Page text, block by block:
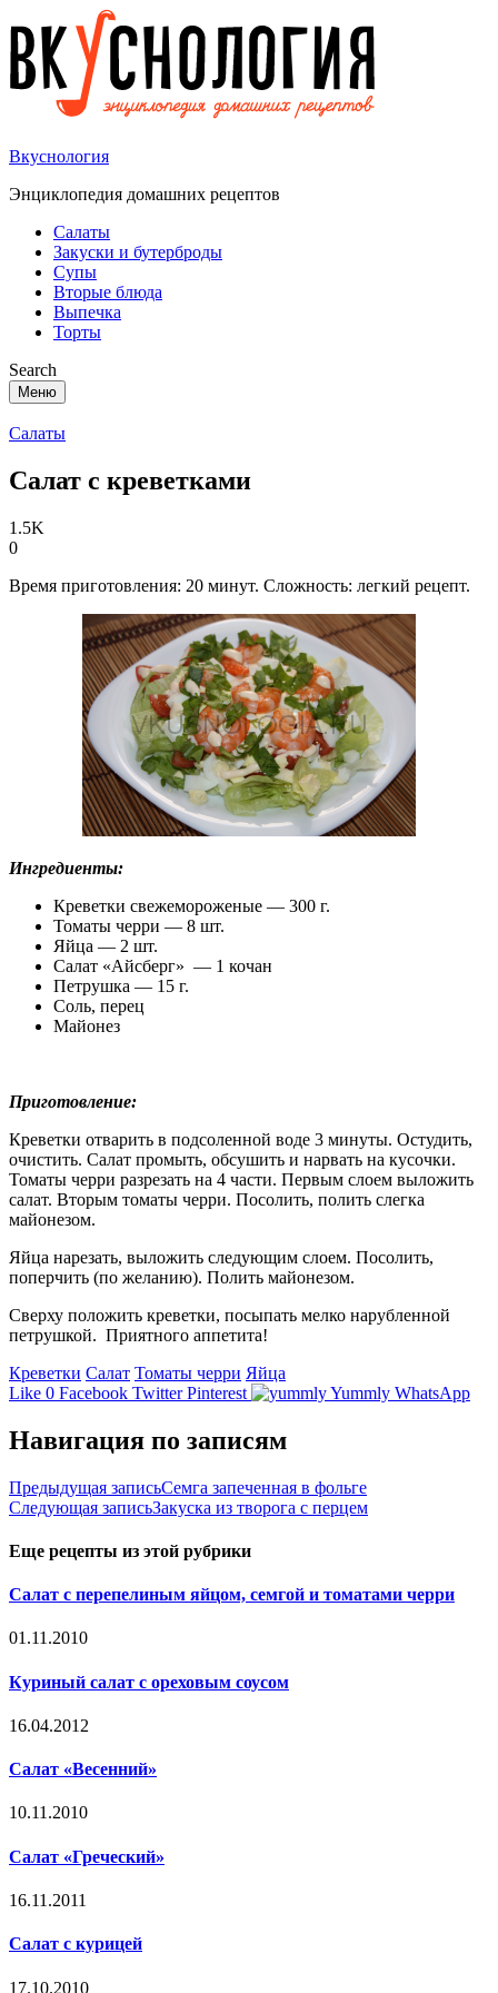
Вкуснология
Энциклопедия домашних рецептов
Салаты
Закуски и бутерброды
Супы
Вторые блюда
Выпечка
Торты
Search
Меню
Салаты
Салат с креветками
1.5K
0
Время приготовления: 20 минут. Сложность: легкий рецепт.
Ингредиенты:
Креветки свежемороженые — 300 г.
Томаты черри — 8 шт.
Яйца — 2 шт.
Салат «Айсберг» — 1 кочан
Петрушка — 15 г.
Соль, перец
Майонез
Приготовление:
Креветки отварить в подсоленной воде 3 минуты. Остудить,
очистить. Салат промыть, обсушить и нарвать на кусочки.
Томаты черри разрезать на 4 части. Первым слоем выложить
салат. Вторым томаты черри. Посолить, полить слегка
майонезом.
Яйца нарезать, выложить следующим слоем. Посолить,
поперчить (по желанию). Полить майонезом.
Сверху положить креветки, посыпать мелко нарубленной
петрушкой. Приятного аппетита!
Креветки Салат Томаты черри Яйца
Like 0 Facebook Twitter Pinterest Yummly WhatsApp
Навигация по записям
Предыдущая записьСемга запеченная в фольге
Следующая записьЗакуска из творога с перцем
Еще рецепты из этой рубрики
Салат с перепелиным яйцом, семгой и томатами черри
01.11.2010
Куриный салат с ореховым соусом
16.04.2012
Салат «Весенний»
10.11.2010
Салат «Греческий»
16.11.2011
Салат с курицей
17.10.2010